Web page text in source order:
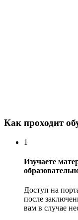
Как проходит
1
Изучаете
Доступ на
после
вам в случае